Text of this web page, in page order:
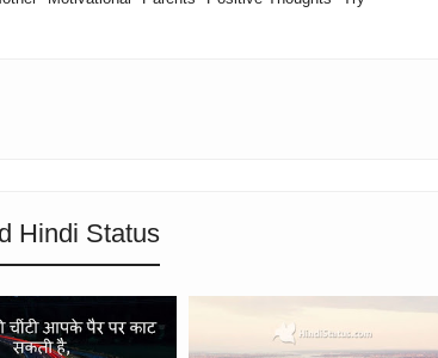
Hindi Status